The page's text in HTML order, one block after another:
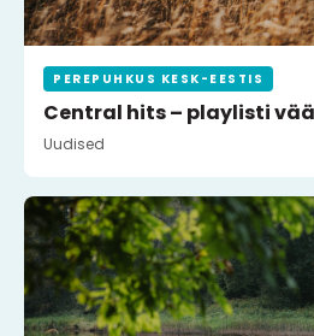
PEREPUHKUS KESK-EESTIS
Central hits – playlisti
Uudised